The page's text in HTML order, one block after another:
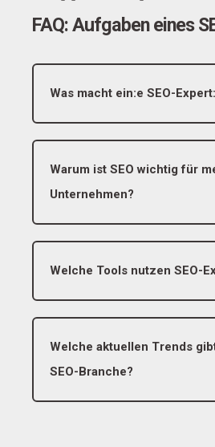
FAQ: Aufgaben eines
Was macht ein:e SEO-
Warum ist SEO wichtig für
Unternehmen?
Welche Tools nutzen SEO-
Welche aktuellen Trends
SEO-Branche?